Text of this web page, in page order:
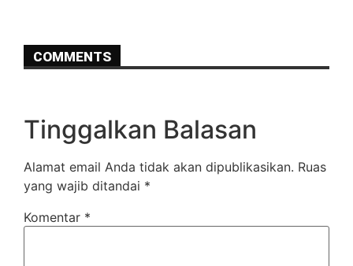
COMMENTS
Tinggalkan Balasan
Alamat email Anda tidak akan dipublikasikan. Ruas
yang wajib ditandai *
Komentar *